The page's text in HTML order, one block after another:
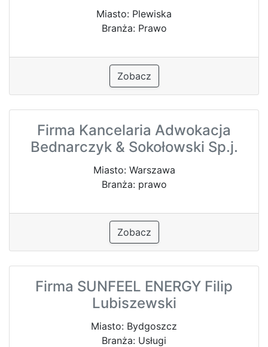
Miasto: Plewiska
Branża: Prawo
Zobacz
Firma Kancelaria Adwokacja
Bednarczyk & Sokołowski Sp.j.
Miasto: Warszawa
Branża: prawo
Zobacz
Firma SUNFEEL ENERGY Filip
Lubiszewski
Miasto: Bydgoszcz
Branża: Usługi